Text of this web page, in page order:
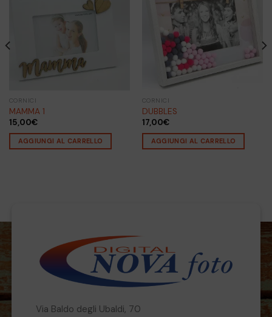
alla lista
CORNICI
MAMMA 1
15,00€
AGGIUNGI AL CARRELLO
alla lista
desideri
CORNICI
DUBBLES
17,00€
AGGIUNGI AL CARRELLO
Via Baldo degli Ubaldi, 70